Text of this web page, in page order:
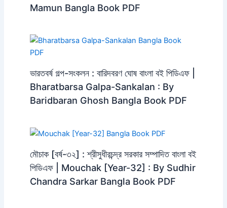
Mamun Bangla Book PDF
ভারতবর্ষ গল্প-সংকলন : বারিদবরণ ঘোষ বাংলা বই পিডিএফ |
Bharatbarsa Galpa-Sankalan : By
Baridbaran Ghosh Bangla Book PDF
মৌচাক [বর্ষ-৩২] : শ্রীসুধীরচন্দ্র সরকার সম্পাদিত বাংলা বই
পিডিএফ | Mouchak [Year-32] : By Sudhir
Chandra Sarkar Bangla Book PDF